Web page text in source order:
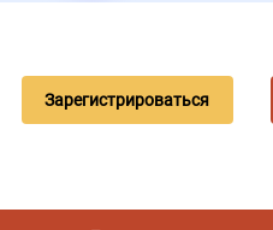
Зарегистрироваться